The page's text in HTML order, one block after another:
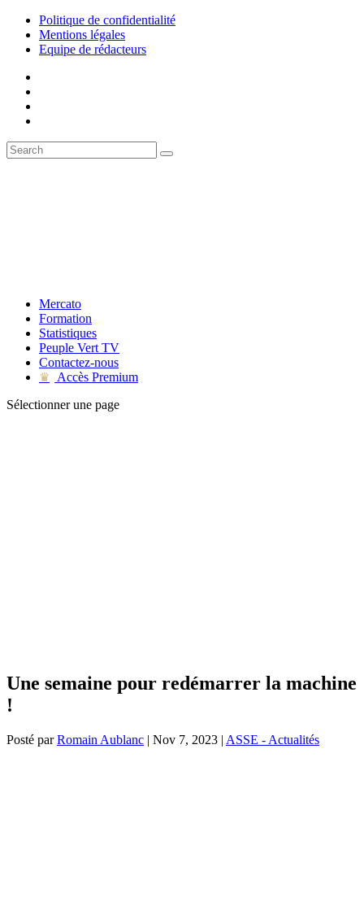
Politique de confidentialité
Mentions légales
Equipe de rédacteurs
Mercato
Formation
Statistiques
Peuple Vert TV
Contactez-nous
♛
Accès Premium
Sélectionner une page
Une semaine pour redémarrer la machine
!
Posté parRomain Aublanc | Nov 7, 2023 | ASSE - Actualités